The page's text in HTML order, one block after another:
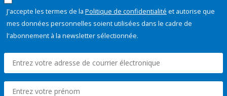
J'accepte les termes de la Politique de confidentialité et autorise que
mes données personnelles soient utilisées dans le cadre de
l'abonnement à la newsletter sélectionnée.